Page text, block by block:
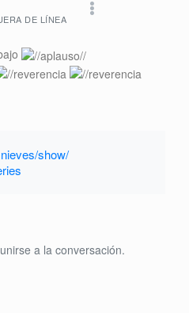
DE LÍNEA
show/
a la conversación.